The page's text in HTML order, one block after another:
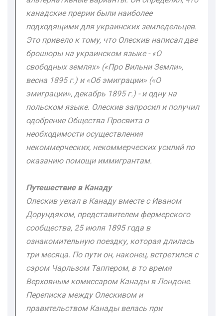
канадские прерии были наиболее
подходящими для украинских земледельцев.
Это привело к тому, что Олескив написал две
брошюры на украинском языке - «О
свободных землях» («Про Вильни Земли»,
весна 1895 г.) и «Об эмиграции» («О
эмиграции», декабрь 1895 г.) - и одну на
польском языке. Олескив запросил и получил
одобрение Общества Просвита о
необходимости осуществления
некоммерческих, некоммерческих усилий по
оказанию помощи иммигрантам.
Путешествие в Канаду
Олескив уехал в Канаду вместе с Иваном
Дорундяком, представителем фермерского
сообщества, 25 июля 1895 года в
ознакомительную поездку, которая длилась
три месяца. По пути он, наконец, встретился с
сэром Чарльзом Таппером, в то время
Верховным комиссаром Канады в Лондоне.
Переписка между Олескивом и
правительством Канады велась при